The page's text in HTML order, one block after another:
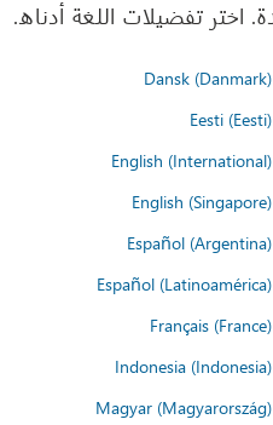
Dansk (Danmark)
Eesti (Eesti)
English (International)
English (Singapore)
Español (Argentina)
Español (Latinoamérica)
Français (France)
Indonesia (Indonesia)
Magyar (Magyarország)